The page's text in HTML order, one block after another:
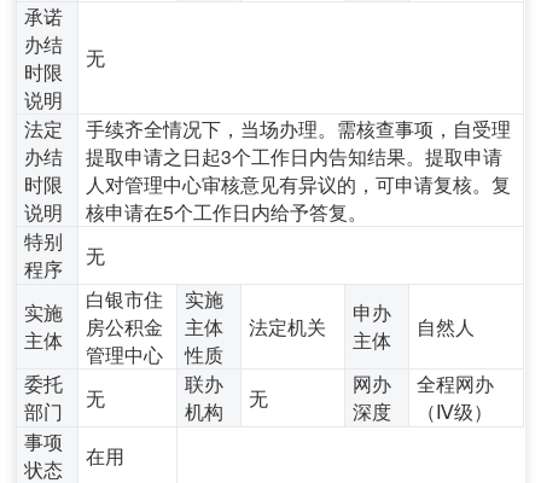
承诺
办结
时限
说明
无
法定
办结
时限
说明
手续齐全情况下，当场办理。需核查事项，自受理
提取申请之日起3个工作日内告知结果。提取申请
人对管理中心审核意见有异议的，可申请复核。复
核申请在5个工作日内给予答复。
特别
程序
无
实施
主体
白银市住
房公积金
管理中心
实施
主体
性质
法定机关
申办
主体
自然人
委托
部门
无
联办
机构
无
网办
深度
全程网办
（Ⅳ级）
事项
状态
在用